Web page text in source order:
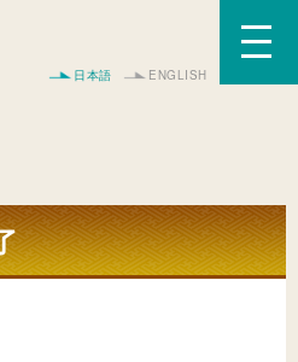
日本語 ENGLISH